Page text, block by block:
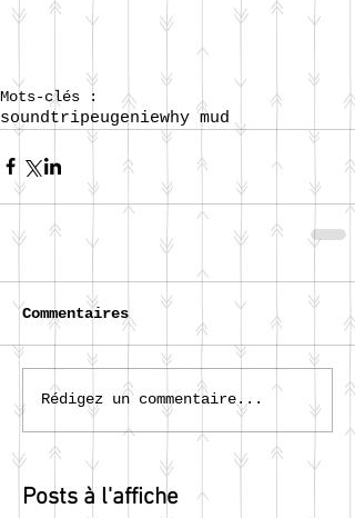
Posts à l'affiche
Mots-clés :
soundtripeugeniewhy mud
Commentaires
Rédigez un commentaire...